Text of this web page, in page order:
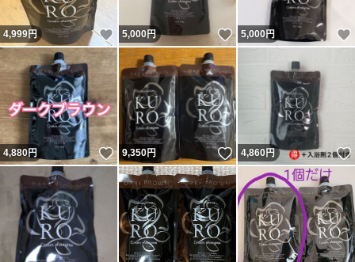
4,999円 いいね！
5,000円 いいね！
5,000円
4,880円 いいね！
9,350円 いいね！
4,860円